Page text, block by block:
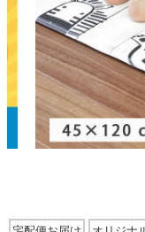
カテゴリから探す
ソファ